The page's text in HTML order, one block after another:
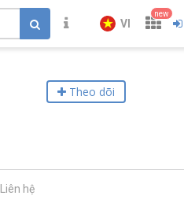
VI
new
Theo dõi
Liên hệ